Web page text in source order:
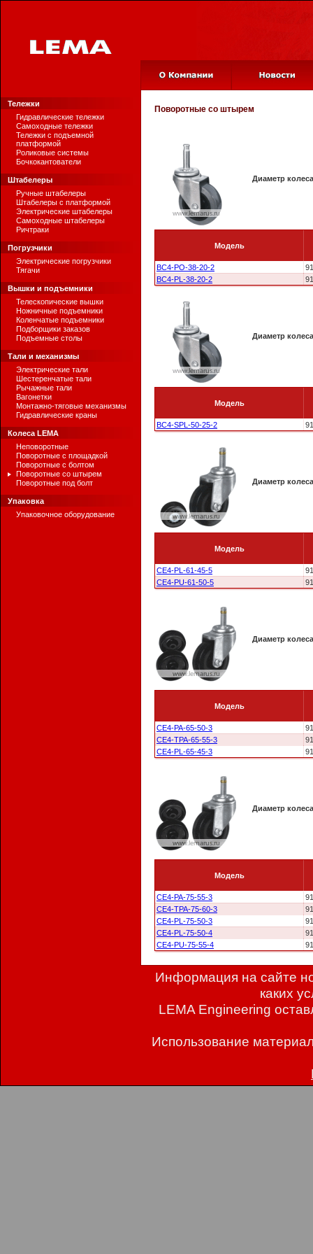
Тележки
Гидравлические тележки
Самоходные тележки
Тележки с подъемной
платформой
Роликовые системы
Бочкокантователи
Штабелеры
Ручные штабелеры
Штабелеры с платформой
Электрические штабелеры
Самоходные штабелеры
Ричтраки
Погрузчики
Электрические погрузчики
Тягачи
Вышки и подъемники
Телескопические вышки
Ножничные подъемники
Коленчатые подъемники
Подборщики заказов
Подъемные столы
Тали и механизмы
Электрические тали
Шестеренчатые тали
Рычажные тали
Вагонетки
Монтажно-тяговые механизмы
Гидравлические краны
Колеса LEMA
Неповоротные
Поворотные с площадкой
Поворотные с болтом
Поворотные со штырем
Поворотные под болт
Упаковка
Упаковочное оборудование
Поворотные со штырем
Диаметр
Модель
BC4-PO-38-20-2
BC4-PL-38-20-2
Диаметр
Модель
BC4-SPL-50-25-2
Диаметр
Модель
CE4-PL-61-45-5
CE4-PU-61-50-5
Диаметр
Модель
CE4-PA-65-50-3
CE4-TPA-65-55-3
CE4-PL-65-45-3
Диаметр
Модель
CE4-PA-75-55-3
CE4-TPA-75-60-3
CE4-PL-75-50-3
CE4-PL-75-50-4
CE4-PU-75-55-4
Информация на сайте
каких
LEMA Engineering
Использование